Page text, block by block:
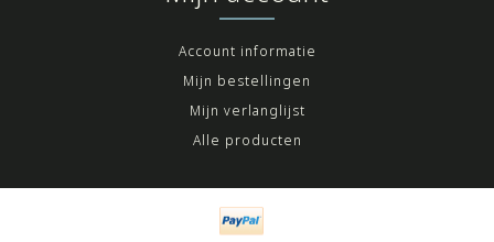
Account informatie
Mijn bestellingen
Mijn verlanglijst
Alle producten